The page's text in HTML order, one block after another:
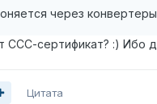
через
ССС-сертификат? :) Ибо
Цитата